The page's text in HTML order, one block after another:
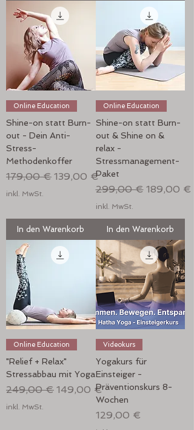
Online Education
Shine-on statt Burn-
out - Dein Anti-
Stress-
Methodenkoffer
Standardpreis
179,00 € Sale-Preis
139,00 €
inkl. MwSt.
In den Warenkorb
Online Education
Shine-on statt Burn-
out & Shine on &
relax -
Stressmanagement-
Paket
Standardpreis
299,00 € Sale-Preis
189,00 €
inkl. MwSt.
In den Warenkorb
Online Education
"Relief + Relax"
Stressabbau mit Yoga
Standardpreis
249,00 € Sale-Preis
149,00 €
inkl. MwSt.
Videokurs
Yogakurs für
Einsteiger -
Präventionskurs 8-
Wochen
Preis
129,00 €